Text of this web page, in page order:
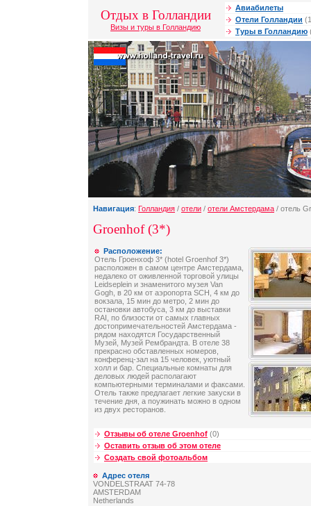
Отдых в Голландии
Визы и туры в Голландию
Авиабилеты
Отели Голландии
Туры в Голландию
Навигация: Голландия / отели / отели Амстердама / отель
Groenhof (3*)
Расположение:
Отель Гроенхоф 3* (hotel Groenhof 3*)
расположен в самом центре Амстердама,
недалеко от оживленной торговой улицы
Leidseplein и знаменитого музея Van
Gogh, в 20 км от аэропорта SCH, 4 км до
вокзала, 15 мин до метро, 2 мин до
остановки автобуса, 3 км до выставки
RAI, по близости от самых главных
достопримечательностей Амстердама -
рядом находятся Государственный
Музей, Музей Рембрандта. В отеле 38
прекрасно обставленных номеров,
конференц-зал на 15 человек, уютный
холл и бар. Специальные комнаты для
деловых людей располагают
компьютерными терминалами и факсами.
Отель также предлагает легкие закуски в
течение дня, а поужинать можно в одном
из двух ресторанов.
Отзывы об отеле Groenhof (0)
Оставить отзыв об этом отеле
Создать свой фотоальбом
Адрес отеля
VONDELSTRAAT 74-78
AMSTERDAM
Netherlands